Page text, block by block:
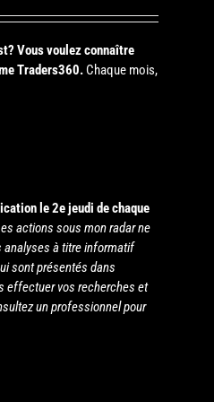
Vous voulez connaître
Traders360. Chaque mois,
le 2e jeudi de chaque
actions sous mon radar ne
analyses à titre informatif
sont présentés dans
effectuer vos recherches et
un professionnel pour